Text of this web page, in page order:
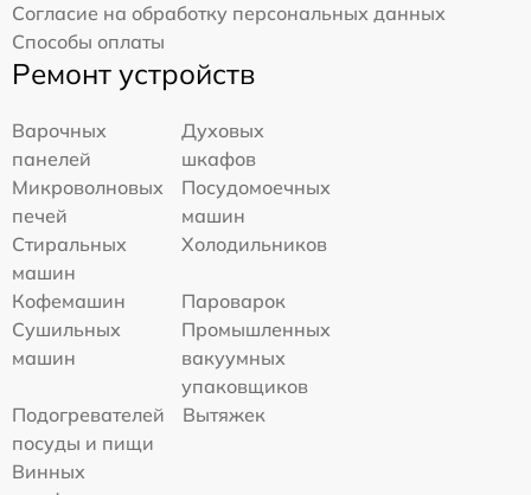
Согласие на обработку персональных данных
Способы оплаты
Ремонт устройств
Варочных
панелей
Духовых
шкафов
Микроволновых
печей
Посудомоечных
машин
Стиральных
машин
Холодильников
Кофемашин
Пароварок
Сушильных
машин
Промышленных
вакуумных
упаковщиков
Подогревателей
посуды и пищи
Вытяжек
Винных